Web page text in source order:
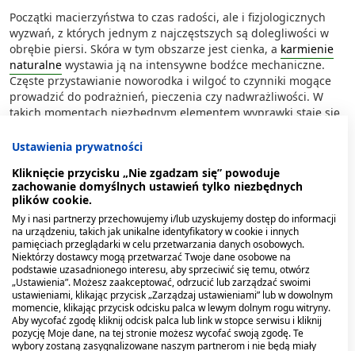
Początki macierzyństwa to czas radości, ale i fizjologicznych
wyzwań, z których jednym z najczęstszych są dolegliwości w
obrębie piersi. Skóra w tym obszarze jest cienka, a karmienie
naturalne wystawia ją na intensywne bodźce mechaniczne.
Częste przystawianie noworodka i wilgoć to czynniki mogące
prowadzić do podrażnień, pieczenia czy nadwrażliwości. W
takich momentach niezbędnym elementem wyprawki staje się
regeneracyjną.
Problemy skórne w okresie laktacji nie muszą oznaczać
rezygnacji z karmienia, lecz są sygnałem, że ciało potrzebuje
wsparcia. Rynek farmaceutyczny oferuje preparaty, których
zadaniem jest natłuszczenie naskórka i odbudowa bariery
hydrolipidowej. Właściwie dobrana maść na brodawki sutkowe
może znacząco poprawić komfort młodej mamy, pozwalając
skupić się na bliskości z dzieckiem.
Złoty standard w regeneracji: maść
z lanoliną na brodawki
Ustawienia prywatności
Kliknięcie przycisku „Nie zgadzam się” powoduje
zachowanie domyślnych ustawień tylko niezbędnych
plików cookie.
My i nasi partnerzy przechowujemy i/lub uzyskujemy dostęp do informacji
na urządzeniu, takich jak unikalne identyfikatory w cookie i innych
pamięciach przeglądarki w celu przetwarzania danych osobowych.
Niektórzy dostawcy mogą przetwarzać Twoje dane osobowe na
podstawie uzasadnionego interesu, aby sprzeciwić się temu, otwórz
„Ustawienia”. Możesz zaakceptować, odrzucić lub zarządzać swoimi
ustawieniami, klikając przycisk „Zarządzaj ustawieniami” lub w dowolnym
momencie, klikając przycisk odcisku palca w lewym dolnym rogu witryny.
Aby wycofać zgodę kliknij odcisk palca lub link w stopce serwisu i kliknij
pozycję Moje dane, na tej stronie możesz wycofać swoją zgodę. Te
wybory zostaną zasygnalizowane naszym partnerom i nie będą miały